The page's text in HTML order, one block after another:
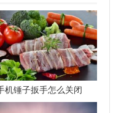
机锤子扳手怎么关闭